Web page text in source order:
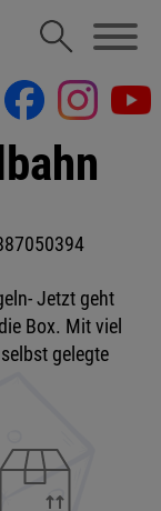
Jetzt geht
Box. Mit viel
gelegte